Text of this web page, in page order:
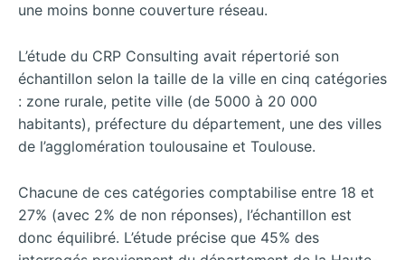
une moins bonne couverture réseau.
L’étude du CRP Consulting avait répertorié son
échantillon selon la taille de la ville en cinq catégories
: zone rurale, petite ville (de 5000 à 20 000
habitants), préfecture du département, une des villes
de l’agglomération toulousaine et Toulouse.
Chacune de ces catégories comptabilise entre 18 et
27% (avec 2% de non réponses), l’échantillon est
donc équilibré. L’étude précise que 45% des